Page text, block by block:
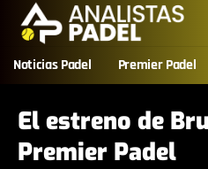
Noticias Padel Premier Padel
El estreno de
Premier Padel